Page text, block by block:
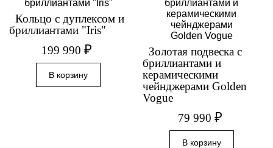
Кольцо с дуплексом и
бриллиантами "Iris"
199 990₽
Золотая подвеска с
бриллиантами и
керамическими
чейнджерами Golden
Vogue
79 990 ₽